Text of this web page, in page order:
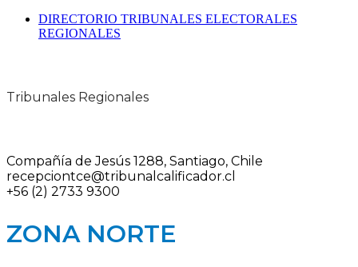
DIRECTORIO TRIBUNALES ELECTORALES
REGIONALES
Tribunales Regionales
Compañía de Jesús 1288, Santiago, Chile
recepciontce@tribunalcalificador.cl
+56 (2) 2733 9300
ZONA NORTE